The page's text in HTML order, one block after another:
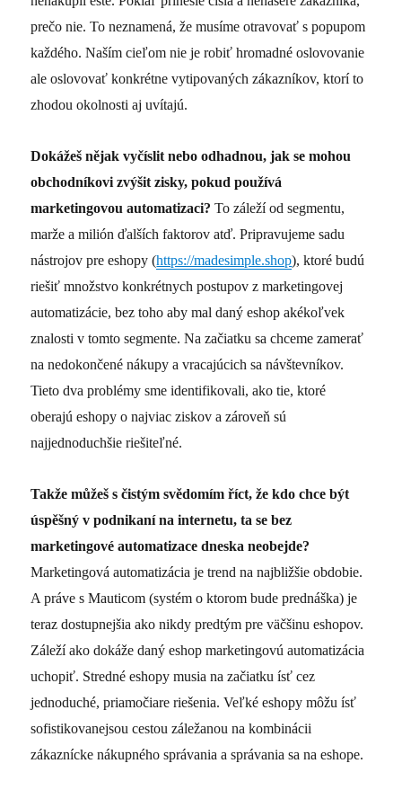
prečo nie. To neznamená, že musíme otravovať s popupom
každého. Naším cieľom nie je robiť hromadné oslovovanie
ale oslovovať konkrétne vytipovaných zákazníkov, ktorí to
zhodou okolnosti aj uvítajú.
Dokážeš nějak vyčíslit nebo odhadnou, jak se mohou
obchodníkovi zvýšit zisky, pokud používá
marketingovou automatizaci? To záleží od segmentu,
marže a milión ďalších faktorov atď. Pripravujeme sadu
nástrojov pre eshopy (https://madesimple.shop), ktoré budú
riešiť množstvo konkrétnych postupov z marketingovej
automatizácie, bez toho aby mal daný eshop akékoľvek
znalosti v tomto segmente. Na začiatku sa chceme zamerať
na nedokončené nákupy a vracajúcich sa návštevníkov.
Tieto dva problémy sme identifikovali, ako tie, ktoré
oberajú eshopy o najviac ziskov a zároveň sú
najjednoduchšie riešiteľné.
Takže můžeš s čistým svědomím říct, že kdo chce být
úspěšný v podnikaní na internetu, ta se bez
marketingové automatizace dneska neobejde?
Marketingová automatizácia je trend na najbližšie obdobie.
A práve s Mauticom (systém o ktorom bude prednáška) je
teraz dostupnejšia ako nikdy predtým pre väčšinu eshopov.
Záleží ako dokáže daný eshop marketingovú automatizácia
uchopiť. Stredné eshopy musia na začiatku ísť cez
jednoduché, priamočiare riešenia. Veľké eshopy môžu ísť
sofistikovanejsou cestou záležanou na kombinácii
zákaznícke nákupného správania a správania sa na eshope.